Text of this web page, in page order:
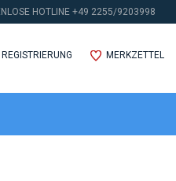
HOTLINE +49 2255/9203998
REGISTRIERUNG MERKZETTEL